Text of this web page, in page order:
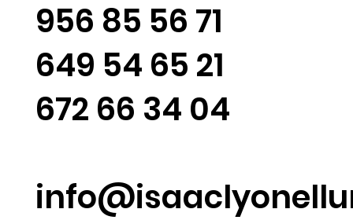
956 85 56 71
649 54 65 21
672 66 34 04